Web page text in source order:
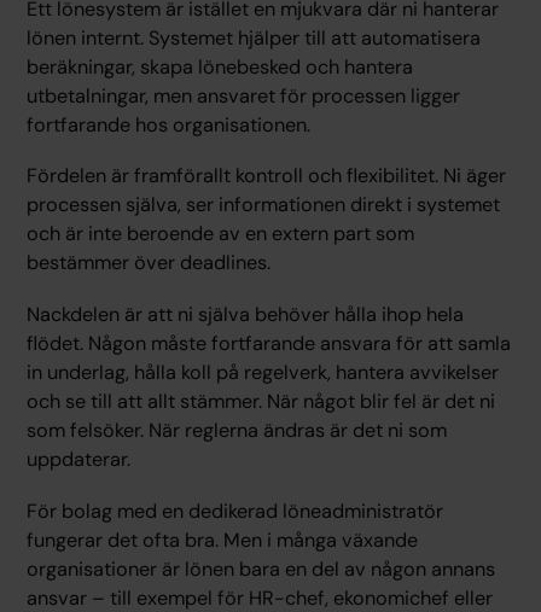
Ett lönesystem är istället en mjukvara där ni hanterar
lönen internt. Systemet hjälper till att automatisera
beräkningar, skapa lönebesked och hantera
utbetalningar, men ansvaret för processen ligger
fortfarande hos organisationen.
Fördelen är framförallt kontroll och flexibilitet. Ni äger
processen själva, ser informationen direkt i systemet
och är inte beroende av en extern part som
bestämmer över deadlines.
Nackdelen är att ni själva behöver hålla ihop hela
flödet. Någon måste fortfarande ansvara för att samla
in underlag, hålla koll på regelverk, hantera avvikelser
och se till att allt stämmer. När något blir fel är det ni
som felsöker. När reglerna ändras är det ni som
uppdaterar.
För bolag med en dedikerad löneadministratör
fungerar det ofta bra. Men i många växande
organisationer är lönen bara en del av någon annans
ansvar – till exempel för HR-chef, ekonomichef eller